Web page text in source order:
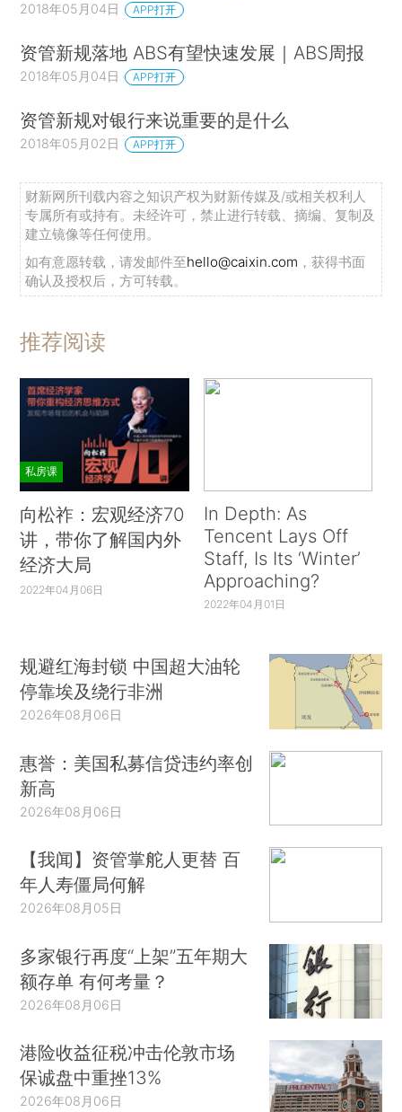
2018年05月04日 APP打开
资管新规落地 ABS有望快速发展｜ABS周报
2018年05月04日 APP打开
资管新规对银行来说重要的是什么
2018年05月02日 APP打开
财新网所刊载内容之知识产权为财新传媒及/或相关权利人
专属所有或持有。未经许可，禁止进行转载、摘编、复制及
建立镜像等任何使用。
如有意愿转载，请发邮件至hello@caixin.com ，获得书面
确认及授权后，方可转载。
推荐阅读
私房课
向松祚：宏观经济70
讲，带你了解国内外
经济大局
2022年04月06日
In Depth: As
Tencent Lays Off
Staff, Is Its ‘Winter’
Approaching?
2022年04月01日
规避红海封锁 中国超大油轮
停靠埃及绕行非洲
2026年08月06日
惠誉：美国私募信贷违约率创
新高
2026年08月06日
【我闻】资管掌舵人更替 百
年人寿僵局何解
2026年08月05日
多家银行再度“上架”五年期大
额存单 有何考量？
2026年08月06日
港险收益征税冲击伦敦市场
保诚盘中重挫13%
2026年08月06日